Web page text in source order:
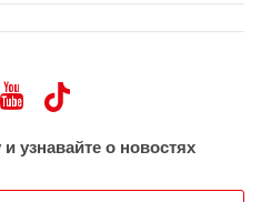
узнавайте о новостях